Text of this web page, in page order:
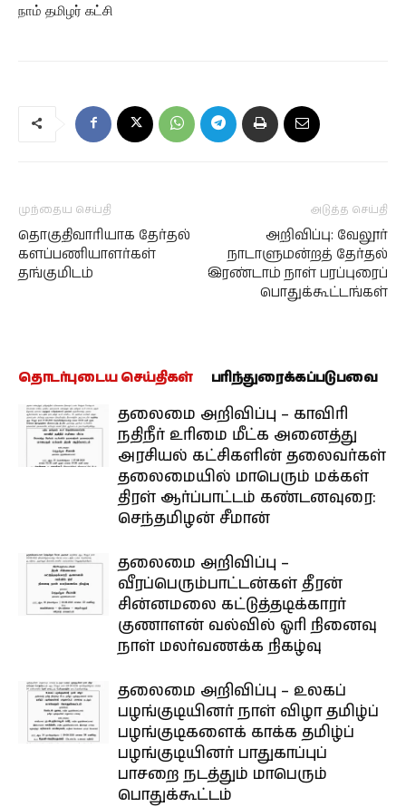
நாம் தமிழர் கட்சி
முந்தைய செய்தி
தொகுதிவாரியாக தேர்தல்
களப்பணியாளர்கள்
தங்குமிடம்
அடுத்த செய்தி
அறிவிப்பு: வேலூர்
நாடாளுமன்றத் தேர்தல்
இரண்டாம் நாள் பரப்புரைப்
பொதுக்கூட்டங்கள்
தொடர்புடைய செய்திகள் பரிந்துரைக்கப்படுபவை
தலைமை அறிவிப்பு – காவிரி
நதிநீர் உரிமை மீட்க அனைத்து
அரசியல் கட்சிகளின் தலைவர்கள்
தலைமையில் மாபெரும் மக்கள்
திரள் ஆர்ப்பாட்டம் கண்டனவுரை:
செந்தமிழன் சீமான்
தலைமை அறிவிப்பு –
வீரப்பெரும்பாட்டன்கள் தீரன்
சின்னமலை கட்டுத்தடிக்காரர்
குணாளன் வல்வில் ஓரி நினைவு
நாள் மலர்வணக்க நிகழ்வு
தலைமை அறிவிப்பு – உலகப்
பழங்குடியினர் நாள் விழா தமிழ்ப்
பழங்குடிகளைக் காக்க தமிழ்ப்
பழங்குடியினர் பாதுகாப்புப்
பாசறை நடத்தும் மாபெரும்
பொதுக்கூட்டம்